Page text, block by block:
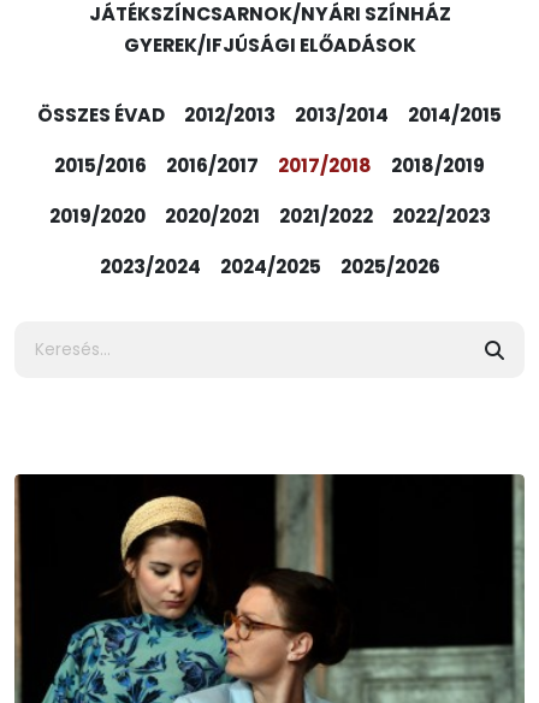
JÁTÉKSZÍNCSARNOK/NYÁRI SZÍNHÁZ
GYEREK/IFJÚSÁGI ELŐADÁSOK
ÖSSZES ÉVAD 2012/2013 2013/2014
2014/2015
2015/2016
2016/2017 2017/2018
2018/2019
2019/2020
2020/2021 2021/2022
2022/2023
2023/2024
2024/2025 2025/2026